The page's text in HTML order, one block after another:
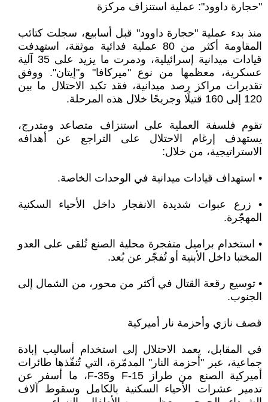
"حجارة داوود": عملية استنزاف مركزة
منذ بدء عملية "حجارة داوود" قبل أسابيع، سجلت كتائب
المقاومة أكثر من 80 عملية فدائية موثقة، استهدفت
قيادات ميدانية إسرائيلية، ودمرت ما يزيد على 35 آلية
عسكرية، معظمها من نوع "ميركافا" و"إيتان". ووفق
تقديرات مراكز رصد ميدانية، فقد تكبد الاحتلال ما بين
120 إلى 160 قتيلًا وجريحًا خلال هذه المرحلة.
تقوم فلسفة العملية على استنزاف متصاعد ومتدرج،
يستهدف إرغام الاحتلال على التراجع عن أهدافه
الاستراتيجية، من خلال:
• استهداف قيادات ميدانية في الوحدات الخاصة.
• زرع عبوات شديدة الانفجار داخل الأحياء السكنية
المهجّرة.
• استخدام براميل متفجرة محلية الصنع تُلقى على العدو
المختبا داخل الأبنية أو تُفجّر عن بُعد.
• توسيع رقعة القتال في أكثر من محور، من الشمال إلى
الجنوب.
قصف نازي وأحزمة نار أميركية
في المقابل، يعمد الاحتلال إلى استخدام أساليب إبادة
جماعية، عبر "أحزمة النار" المدمّرة، التي تُنفّذها طائرات
أميركية الصنع من طراز F-15 وF-35، ما أسفر عن
تدمير عشرات الأحياء السكنية بالكامل وسقوط آلاف